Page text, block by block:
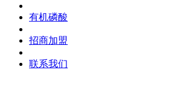
有机磷酸
招商加盟
联系我们